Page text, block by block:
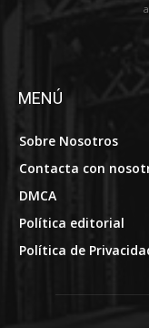
MENÚ
Sobre Nosotros
Contacta con
DMCA
Política editorial
Política de